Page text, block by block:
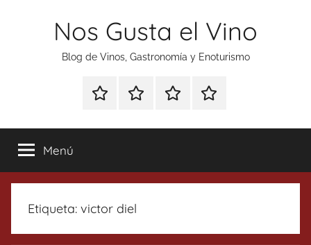
Nos Gusta el Vino
Blog de Vinos, Gastronomía y Enoturismo
Especial
Tonics
Enoturismo
Gastronomía
RankingContacto
Menú
Etiqueta: victor diel